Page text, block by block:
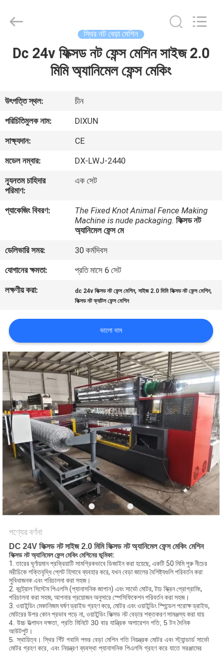
বাড়ি
ভিআর
শো
আমাদের
সম্পর্কে
কারখানা
মান
নিয়ন্ত্রণ
যোগাযোগ
করুন
উদ্ধৃতির
জন্য
আবেদন
সাইট
ম্যাপ
PRIVACY
POLICY
Mesh
Products
Reserved.
স্থির নট বেড়া মেশিন
Dc 24v ফিক্সড নট ফেন্স মেশিন সাইজ 2.0
মিমি অ্যানিমেল ফেন্স মেকিং
উৎপত্তি স্থল:
চীন
পরিচিতিমুলক নাম:
DIXUN
সাক্ষ্যদান:
CE
মডেল নম্বার:
DX-LWJ-2440
ন্যূনতম চাহিদার
পরিমাণ:
এক সেট
প্যাকেজিং বিবরণ:
The Fixed Knot Animal Fence Making
Machine is nude packaging. ফিক্সড নট
অ্যানিমেল ফেন্স মে
ডেলিভারি সময়:
30 কর্মদিবস
যোগানের ক্ষমতা:
প্রতি মাসে 6 সেট
লক্ষণীয় করা:
dc 24v ফিক্সড নট ফেন্স মেশিন,সাইজ 2.0 মিমি ফিক্সড নট ফেন্স মেশিন,
ফিক্সড নট ক্যাটল ফেন্স মেশিন
ভালো দাম
পণ্যের বর্ণনা
DC 24V ফিক্সড নট সাইজ 2.0 মিমি ফিক্সড নট অ্যানিমেল ফেন্স মেকিং মেশিন
ফিক্সড নট অ্যানিমেল ফেন্স মেকিং মেশিনের ভূমিকা:
1. তারের ঘূর্ণায়মান প্রক্রিয়াটি সামগ্রিকভাবে ডিজাইন করা হয়েছে, একটি 50 মিমি পুরু নীচের
মরীচিকে শক্তিবৃদ্ধি প্লেট হিসাবে ব্যবহার করে, যখন বেড়া জালের বৈশিষ্ট্যগুলি পরিবর্তন করা
সুবিধাজনক এবং পরিচালনা করা সহজ।
2. কন্ট্রোল সিস্টেম পিএলসি (প্যানাসনিক জাপান) এবং সার্ভো মোটর, টাচ স্ক্রিন প্রোগ্রামিং,
পরিচালনা করা সহজ, আপনার প্রয়োজন অনুসারে স্পেসিফিকেশন পরিবর্তন করা সহজ।
3. ওয়াইন্ডিং মেকানিজম ঘর্ষণ ড্রাইভ গ্রহণ করে, মোটর এবং ওয়াইন্ডিং স্পিন্ডেল পরোক্ষ ড্রাইভ,
মোটরের উপর কোন প্রভাব পড়ে না, ওয়াইন্ডিং ফিক্সড নট বেড়ার শক্তকরণ সামঞ্জস্য করা যায়
4. উচ্চ উত্পাদন দক্ষতা, প্রতি মিনিটে 30 বার যান্ত্রিক অপারেশন গতি, 5 টন দৈনিক
আউটপুট।
5. স্থায়িত্ব। স্থির গিঁট গবাদি পশুর বেড়া মেশিন গতি নিয়ন্ত্রক মোটর এবং স্ট্যান্ডার্ড সার্ভো
মোটর গ্রহণ করে, এবং নিয়ন্ত্রণ ব্যবস্থা প্যানাসনিক পিএলসি গ্রহণ করে যাতে সরঞ্জামের